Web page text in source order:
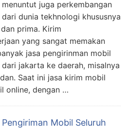
menuntut juga perkembangan
dari dunia tekhnologi khususnya
prima. Kirim
yang sangat memakan
jasa pengirinman mobil
jakarta ke daerah, misalnya
Saat ini jasa kirim mobil
online, dengan …
Pengiriman Mobil Seluruh